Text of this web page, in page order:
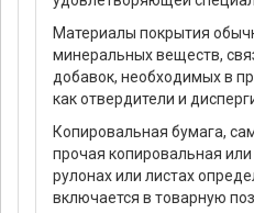
Материалы покрытия
минеральных веществ,
добавок, необходимых в
как отвердители и
Копировальная бумага,
прочая копировальная
рулонах или листах
включается в товарную